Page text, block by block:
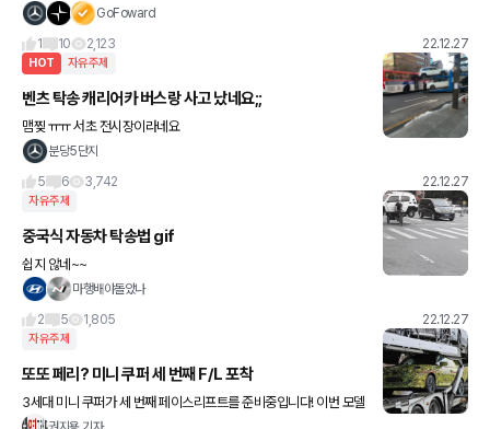
지만 리무진에 머하면 8천 g80 중옵이 6천 중반 이상 그런데 지금
GoFoward
1
10 2,123 22.12.27
HOT 자유주제
벤츠 탁송 캐리어카 버스랑 사고 났네요;;
맴찢 ㅠㅠ 서초 전시장이라네요
분당5단지
5
6 3,742 22.12.27
자유주제
중국식 자동차 탁송법 gif
쉽지 않네~~
마행배야돌았나
2
5 1,805 22.12.27
자유주제
또또 페리? 미니 쿠퍼 세 번째 F/L 포착
3세대 미니 쿠퍼가 세 번째 페이스리프트를 준비중입니다! 이번 모델
을 한 번 더 개선하고, 내년 나올 4세대 모델은 전기차로만 나올 확률